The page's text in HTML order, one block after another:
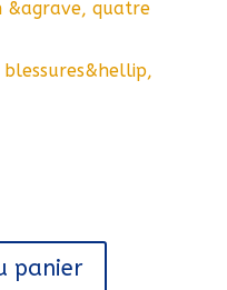
&agrave, quatre
panier